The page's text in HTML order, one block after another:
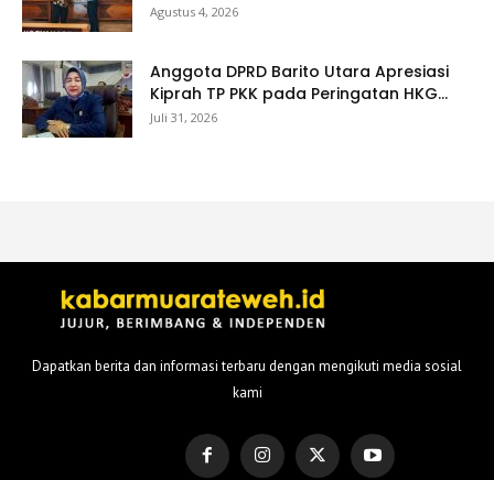
Agustus 4, 2026
Anggota DPRD Barito Utara Apresiasi
Kiprah TP PKK pada Peringatan HKG...
Juli 31, 2026
Dapatkan berita dan informasi terbaru dengan mengikuti media sosial
kami